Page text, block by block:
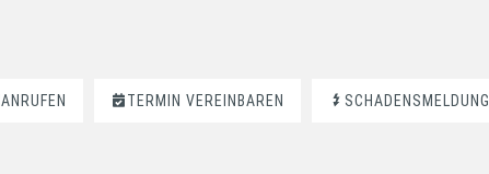
ANRUFEN TERMIN VEREINBAREN SCHADENSMELDUNG